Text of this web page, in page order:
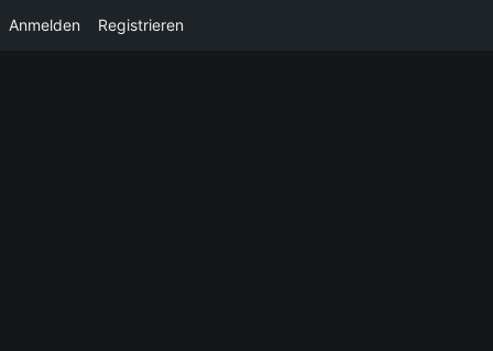
Anmelden Registrieren